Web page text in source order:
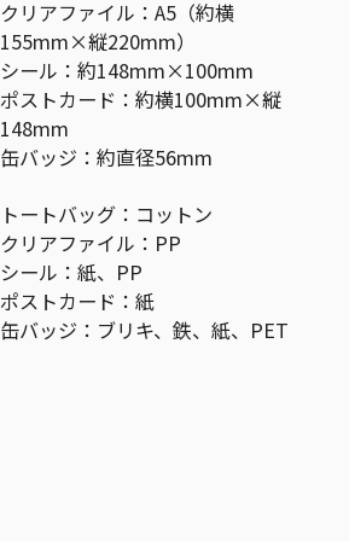
クリアファイル：A5（約横
155mm×縦220mm）
シール：約148mm×100mm
ポストカード：約横100mm×縦
148mm
缶バッジ：約直径56mm
トートバッグ：コットン
クリアファイル：PP
シール：紙、PP
ポストカード：紙
缶バッジ：ブリキ、鉄、紙、PET